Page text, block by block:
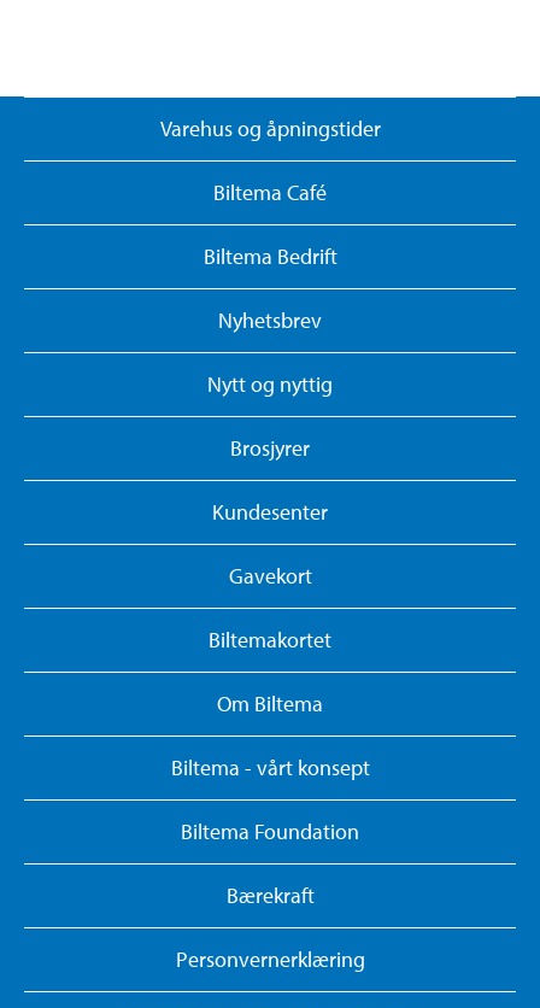
Varehus og åpningstider
Biltema Café
Biltema Bedrift
Nyhetsbrev
Nytt og nyttig
Brosjyrer
Kundesenter
Gavekort
Biltemakortet
Om Biltema
Biltema - vårt konsept
Biltema Foundation
Bærekraft
Personvernerklæring